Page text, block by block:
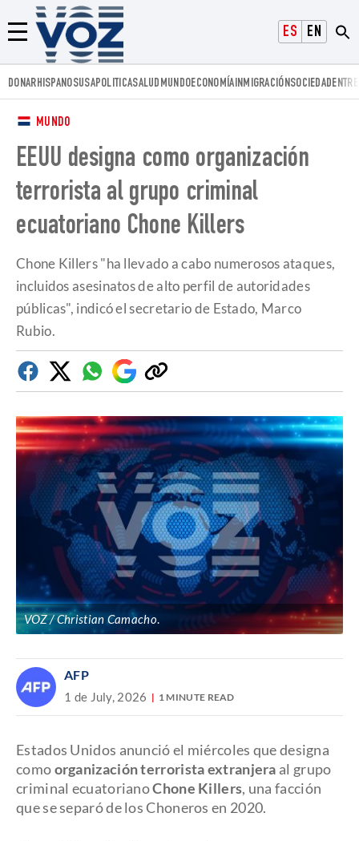
ESPAÑOLENGLISH
Menú
Voz.us
DONARHISPANOSUSAPOLITICASALUD MUNDOECONOMÍAINMIGRACIÓNSOCIEDAD
MUNDO
EEUU designa como organización
terrorista al grupo criminal
ecuatoriano Chone Killers
Chone Killers "ha llevado a cabo numerosos ataques,
incluidos asesinatos de alto perfil de autoridades
públicas", indicó el secretario de Estado, Marco
Rubio.
FacebookTwitterWhatsapp
Google
Discover
Copiar
enlace
VOZ / Christian Camacho.
AFP
1 de July, 2026 1 MINUTE READ
Estados Unidos anunció el miércoles que designa
comoorganización terrorista extranjera al grupo
criminal ecuatorianoChone Killers, una facción
que se separó de los Choneros en 2020.